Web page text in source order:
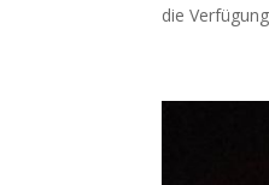
die